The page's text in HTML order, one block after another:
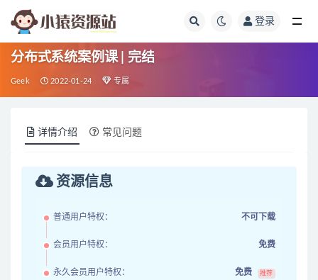
登录
分布式系统案例课 | 完结
Geek 2022-01-24 专属
详情介绍 常见问题
资源信息
普通用户特权： 不可下载
会员用户特权： 免费
永久会员用户特权： 免费 推荐